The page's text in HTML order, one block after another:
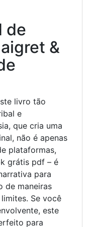
de
&
livro tão
e
que cria uma
não é apenas
plataformas,
grátis pdf – é
para
de maneiras
Se você
este
para